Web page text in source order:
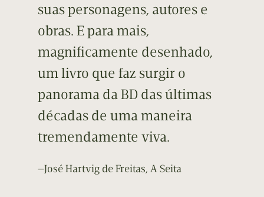
suas personagens, autores e
obras. E para mais,
magnificamente desenhado,
um livro que faz surgir o
panorama da BD das últimas
décadas de uma maneira
tremendamente viva.
—José Hartvig de Freitas, A Seita